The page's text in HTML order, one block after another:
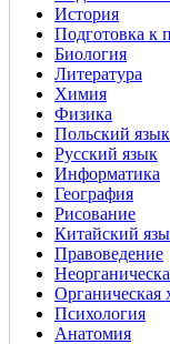
История
Подготовка к
Биология
Литература
Химия
Физика
Польский язык
Русский язык
Информатика
География
Рисование
Китайский
Правоведение
Органическая
Психология
Анатомия